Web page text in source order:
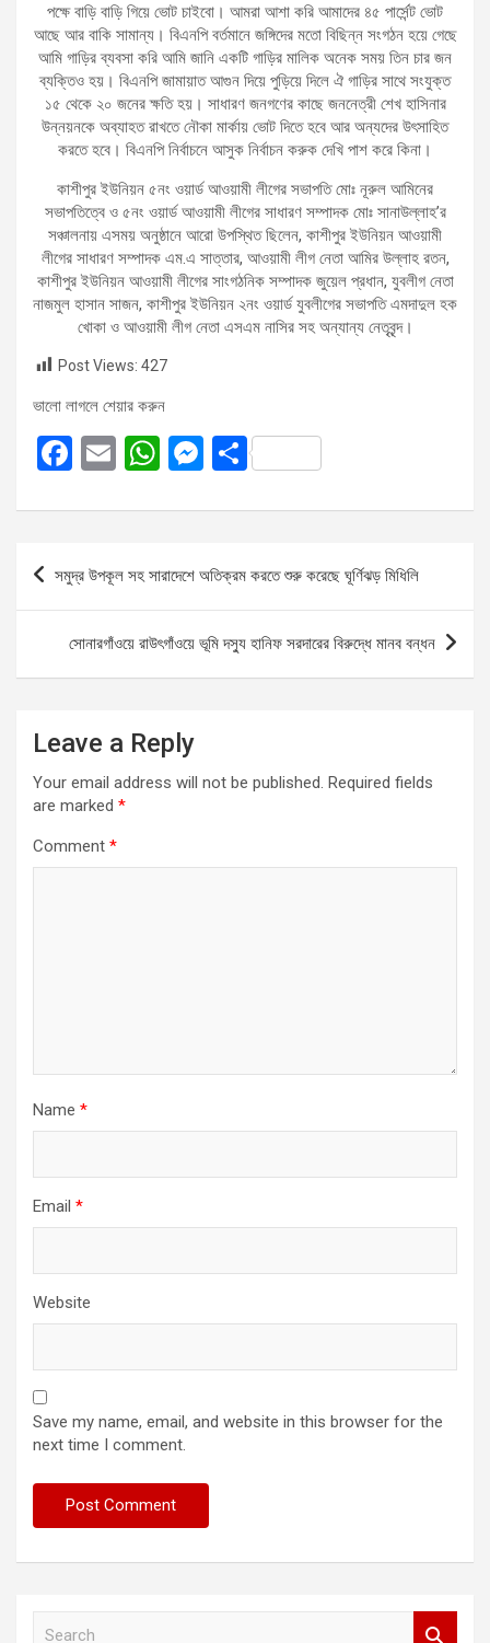
পক্ষে বাড়ি বাড়ি গিয়ে ভোট চাইবো। আমরা আশা করি আমাদের ৪৫ পার্সেন্ট ভোট
আছে আর বাকি সামান্য। বিএনপি বর্তমানে জঙ্গিদের মতো বিছিন্ন সংগঠন হয়ে গেছে
আমি গাড়ির ব্যবসা করি আমি জানি একটি গাড়ির মালিক অনেক সময় তিন চার জন
ব্যক্তিও হয়। বিএনপি জামায়াত আগুন দিয়ে পুড়িয়ে দিলে ঐ গাড়ির সাথে সংযুক্ত
১৫ থেকে ২০ জনের ক্ষতি হয়। সাধারণ জনগণের কাছে জননেত্রী শেখ হাসিনার
উন্নয়নকে অব্যাহত রাখতে নৌকা মার্কায় ভোট দিতে হবে আর অন্যদের উৎসাহিত
করতে হবে। বিএনপি নির্বাচনে আসুক নির্বাচন করুক দেখি পাশ করে কিনা।
কাশীপুর ইউনিয়ন ৫নং ওয়ার্ড আওয়ামী লীগের সভাপতি মোঃ নূরুল আমিনের
সভাপতিত্বে ও ৫নং ওয়ার্ড আওয়ামী লীগের সাধারণ সম্পাদক মোঃ সানাউল্লাহ’র
সঞ্চালনায় এসময় অনুষ্ঠানে আরো উপস্থিত ছিলেন, কাশীপুর ইউনিয়ন আওয়ামী
লীগের সাধারণ সম্পাদক এম.এ সাত্তার, আওয়ামী লীগ নেতা আমির উল্লাহ রতন,
কাশীপুর ইউনিয়ন আওয়ামী লীগের সাংগঠনিক সম্পাদক জুয়েল প্রধান, যুবলীগ নেতা
নাজমুল হাসান সাজন, কাশীপুর ইউনিয়ন ২নং ওয়ার্ড যুবলীগের সভাপতি এমদাদুল হক
খোকা ও আওয়ামী লীগ নেতা এসএম নাসির সহ অন্যান্য নেতৃবৃন্দ।
Post Views: 427
ভালো লাগলে শেয়ার করুন
F
ce
b
o
o
k
E
ail
W
at
A
p
p
M
se
n
g
er
S
ar
Post
navigation
সমুদ্র উপকূল সহ সারাদেশে অতিক্রম করতে শুরু করেছে ঘূর্ণিঝড় মিধিলি
সোনারগাঁওয়ে রাউৎগাঁওয়ে ভূমি দস্যু হানিফ সরদারের বিরুদ্ধে মানব বন্ধন
Leave a Reply
Your email address will not be published. Required fields
are marked *
Comment *
Name *
Email *
Website
Save my name, email, and website in this browser for the
next time I comment.